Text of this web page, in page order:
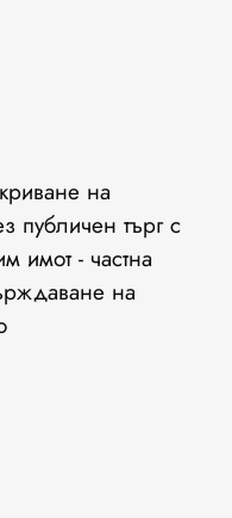
на
публичен търг с
имот - частна
на